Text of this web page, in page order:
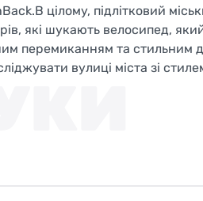
цілому, підлітковий
які шукають велосипед,
перемиканням та стильним
вулиці міста зі